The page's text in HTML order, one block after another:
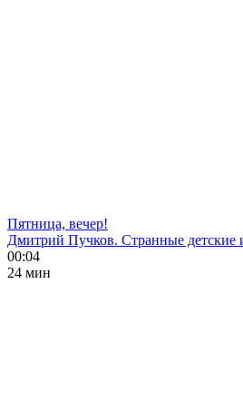
Пятница, вечер!
Дмитрий Пучков. Странные детские
00:04
24 мин